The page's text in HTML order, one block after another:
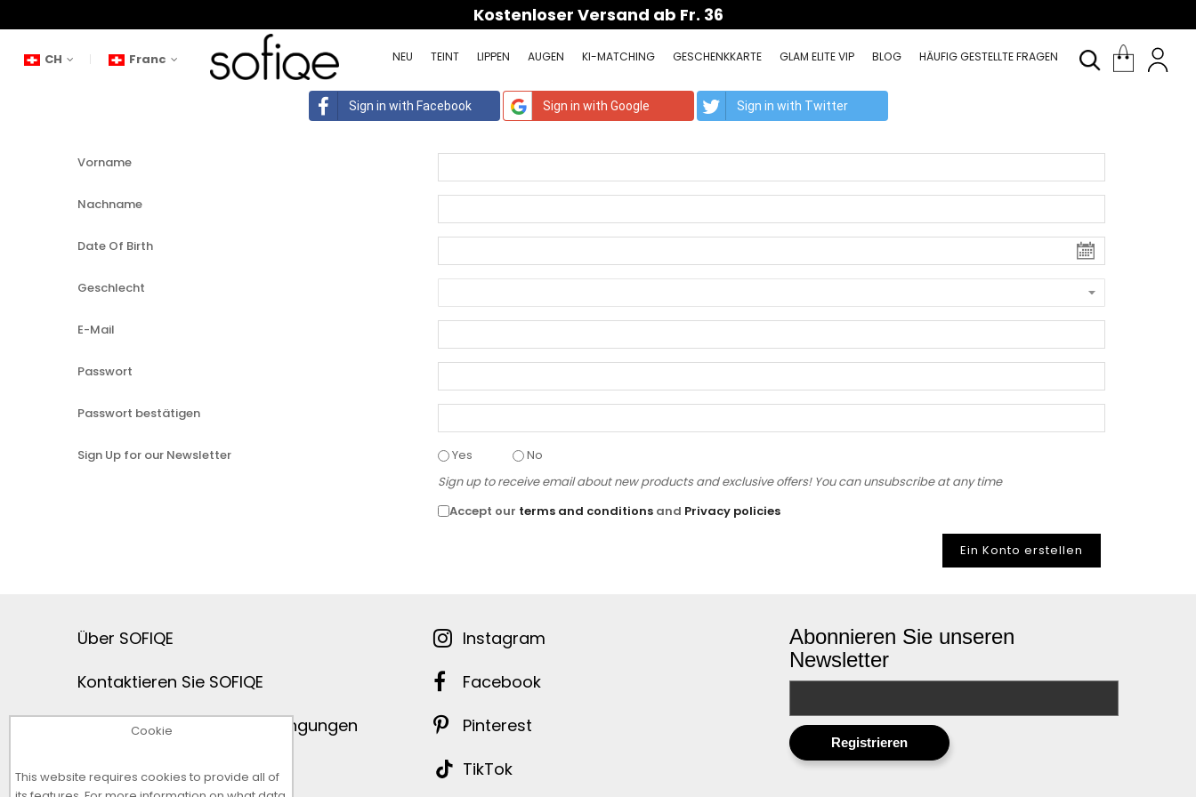
Cookie
This website requires cookies to provide all of
Kostenloser Versand ab Fr. 36
CH Franc NEU TEINT LIPPEN AUGEN KI-MATCHING GESCHENKKARTE GLAM ELITE VIP BLOG HÄUFIG GESTELLTE FRAGEN
Sign in with Facebook Sign in with Google Sign in with Twitter
Vorname
Nachname
Date Of Birth Datum
Geschlecht
E-Mail
Passwort
Passwort bestätigen
Sign Up for our Newsletter Yes
No
Sign up to receive email about new products and exclusive offers! You can unsubscribe at any time
Accept our terms and conditions and Privacy policies
Ein Konto erstellen
Über SOFIQE
Kontaktieren Sie SOFIQE
Allgemeine Geschäftsbedingungen
Rückgaberecht
Instagram
Facebook
Pinterest
TikTok
Abonnieren Sie unseren
Newsletter
Registrieren